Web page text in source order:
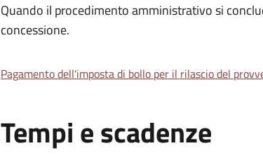
Quando il procedimento amministrativo si
concessione.
Pagamento dell'imposta di bollo per il rilascio del
Tempi e scadenze